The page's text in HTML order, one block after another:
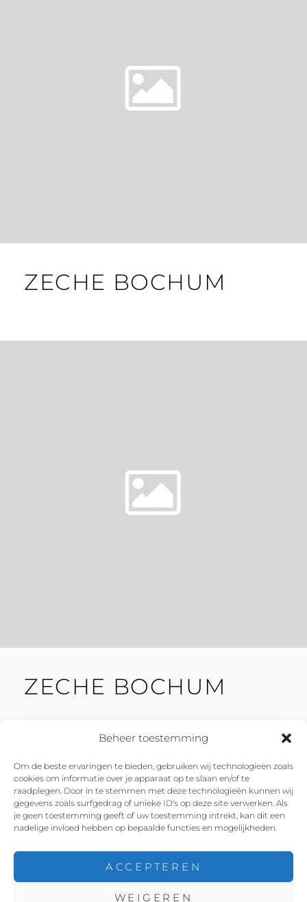
Beheer toestemming
Om de beste ervaringen te bieden, gebruiken wij technologieën zoals
cookies om informatie over je apparaat op te slaan en/of te
raadplegen. Door in te stemmen met deze technologieën kunnen wij
gegevens zoals surfgedrag of unieke ID's op deze site verwerken. Als
je geen toestemming geeft of uw toestemming intrekt, kan dit een
nadelige invloed hebben op bepaalde functies en mogelijkheden.
ACCEPTEREN
WEIGEREN
ZECHE BOCHUM
ZECHE BOCHUM
Facebook
Instagram
Twitter
YouTube
COPYRIGHT © 2026ROX THE ROXETTE TRIBUTE